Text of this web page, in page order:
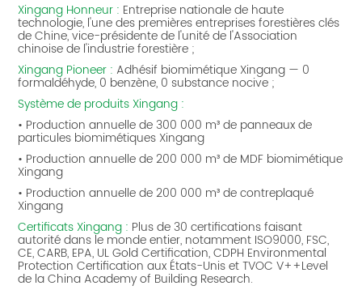
Xingang Honneur : Entreprise nationale de haute
technologie, l'une des premières entreprises forestières clés
de Chine, vice-présidente de l'unité de l'Association
chinoise de l'industrie forestière ;
Xingang Pioneer : Adhésif biomimétique Xingang — 0
formaldéhyde, 0 benzène, 0 substance nocive ;
Système de produits Xingang :
• Production annuelle de 300 000 m³ de panneaux de
particules biomimétiques Xingang
• Production annuelle de 200 000 m³ de MDF biomimétique
Xingang
• Production annuelle de 200 000 m³ de contreplaqué
Xingang
Certificats Xingang : Plus de 30 certifications faisant
autorité dans le monde entier, notamment ISO9000, FSC,
CE, CARB, EPA, UL Gold Certification, CDPH Environmental
Protection Certification aux États-Unis et TVOC V++Level
de la China Academy of Building Research.